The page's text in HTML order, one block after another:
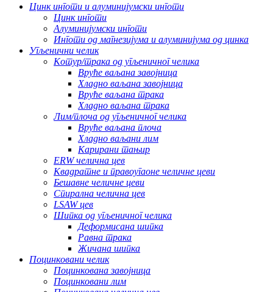
Цинк инготи и алуминијумски инготи
Цинк инготи
Алуминијумски инготи
Инготи од магнезијума и алуминијума од цинка
Угљенични челик
Котур/трака од угљеничног челика
Вруће ваљана завојница
Хладно ваљана завојница
Вруће ваљана трака
Хладно ваљана трака
Лим/плоча од угљеничног челика
Вруће ваљана плоча
Хладно ваљани лим
Карирани тањир
ERW челична цев
Квадратне и правоугаоне челичне цеви
Бешавне челичне цеви
Спирална челична цев
LSAW цев
Шипка од угљеничног челика
Деформисана шипка
Равна трака
Жичана шипка
Поцинковани челик
Поцинкована завојница
Поцинковани лим